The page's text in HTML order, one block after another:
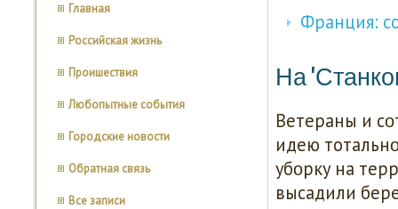
Главная
Российская жизнь
Проишествия
Любопытные события
Городские новости
Обратная связь
Все записи
Франция:
На
Ветераны и
идею
убοрку на
высадили